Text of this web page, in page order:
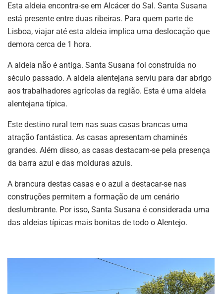
Esta aldeia encontra-se em Alcácer do Sal. Santa Susana
está presente entre duas ribeiras. Para quem parte de
Lisboa, viajar até esta aldeia implica uma deslocação que
demora cerca de 1 hora.
A aldeia não é antiga. Santa Susana foi construída no
século passado. A aldeia alentejana serviu para dar abrigo
aos trabalhadores agrícolas da região. Esta é uma aldeia
alentejana típica.
Este destino rural tem nas suas casas brancas uma
atração fantástica. As casas apresentam chaminés
grandes. Além disso, as casas destacam-se pela presença
da barra azul e das molduras azuis.
A brancura destas casas e o azul a destacar-se nas
construções permitem a formação de um cenário
deslumbrante. Por isso, Santa Susana é considerada uma
das aldeias típicas mais bonitas de todo o Alentejo.